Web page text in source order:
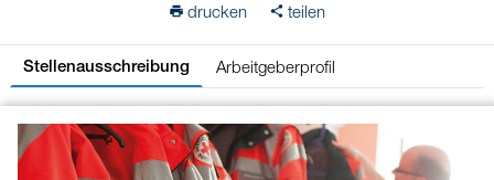
drucken teilen
Stellenausschreibung Arbeitgeberprofil